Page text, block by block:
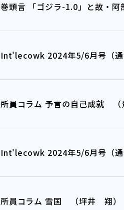
巻頭言 「ゴジラ-1.0」と故・阿
Int'lecowk 2024年5/6月号（通
所員コラム 予言の自己成就 （
Int'lecowk 2024年5/6月号（通
所員コラム 雪国 （坪井 翔）